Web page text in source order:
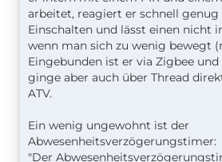
arbeitet, reagiert er schnell genug
Einschalten und lässt einen nicht
wenn man sich zu wenig bewegt
Eingebunden ist er via Zigbee und
ginge aber auch über Thread
ATV.
Ein wenig ungewohnt ist der
Abwesenheitsverzögerungstimer:
"Der